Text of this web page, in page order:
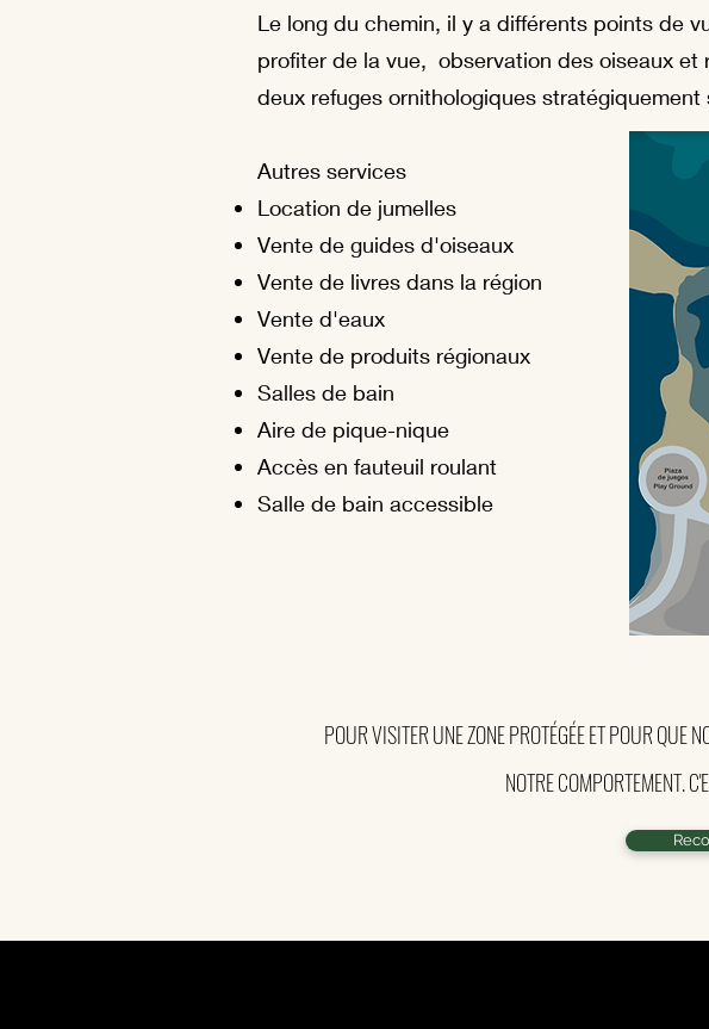
Le long du chemin, il y a différents points de
profiter de la vue, observation des oiseaux et
deux refuges ornithologiques
Autres services
Location de jumelles
Vente de guides d'oiseaux
Vente de livres dans la région
Vente d'eaux
Vente de produits régionaux
Salles de bain
Aire de pique-nique
Accès en fauteuil roulant
Salle de bain accessible
POUR VISITER UNE ZONE PROTÉGÉE ET POUR QUE
NOTRE COMPORTEMENT.